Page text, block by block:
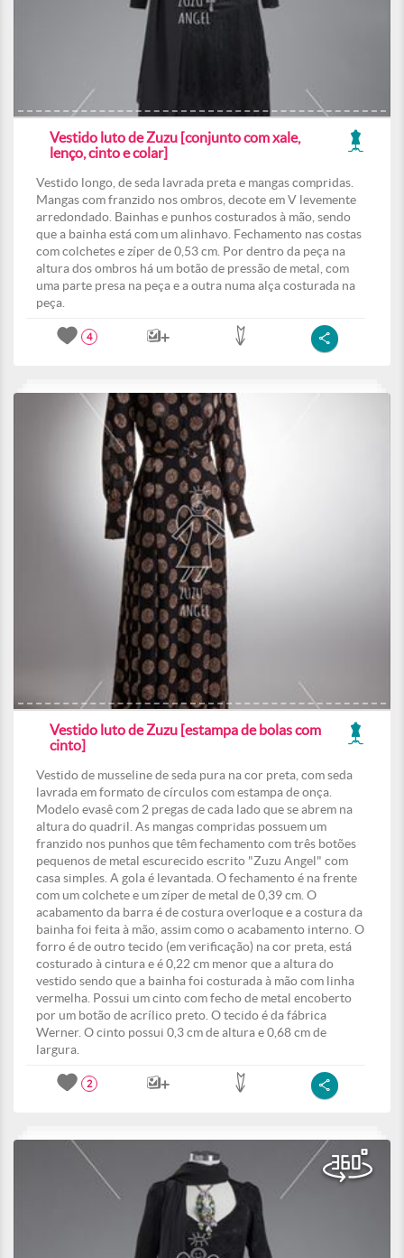
Vestido luto de Zuzu [conjunto com xale,
lenço, cinto e colar]
Vestido longo, de seda lavrada preta e mangas compridas.
Mangas com franzido nos ombros, decote em V levemente
arredondado. Bainhas e punhos costurados à mão, sendo
que a bainha está com um alinhavo. Fechamento nas costas
com colchetes e zíper de 0,53 cm. Por dentro da peça na
altura dos ombros há um botão de pressão de metal, com
uma parte presa na peça e a outra numa alça costurada na
peça.
4
Vestido luto de Zuzu [estampa de bolas com
cinto]
Vestido de musseline de seda pura na cor preta, com seda
lavrada em formato de círculos com estampa de onça.
Modelo evasê com 2 pregas de cada lado que se abrem na
altura do quadril. As mangas compridas possuem um
franzido nos punhos que têm fechamento com três botões
pequenos de metal escurecido escrito "Zuzu Angel" com
casa simples. A gola é levantada. O fechamento é na frente
com um colchete e um zíper de metal de 0,39 cm. O
acabamento da barra é de costura overloque e a costura da
bainha foi feita à mão, assim como o acabamento interno. O
forro é de outro tecido (em verificação) na cor preta, está
costurado à cintura e é 0,22 cm menor que a altura do
vestido sendo que a bainha foi costurada à mão com linha
vermelha. Possui um cinto com fecho de metal encoberto
por um botão de acrílico preto. O tecido é da fábrica
Werner. O cinto possui 0,3 cm de altura e 0,68 cm de
largura.
2